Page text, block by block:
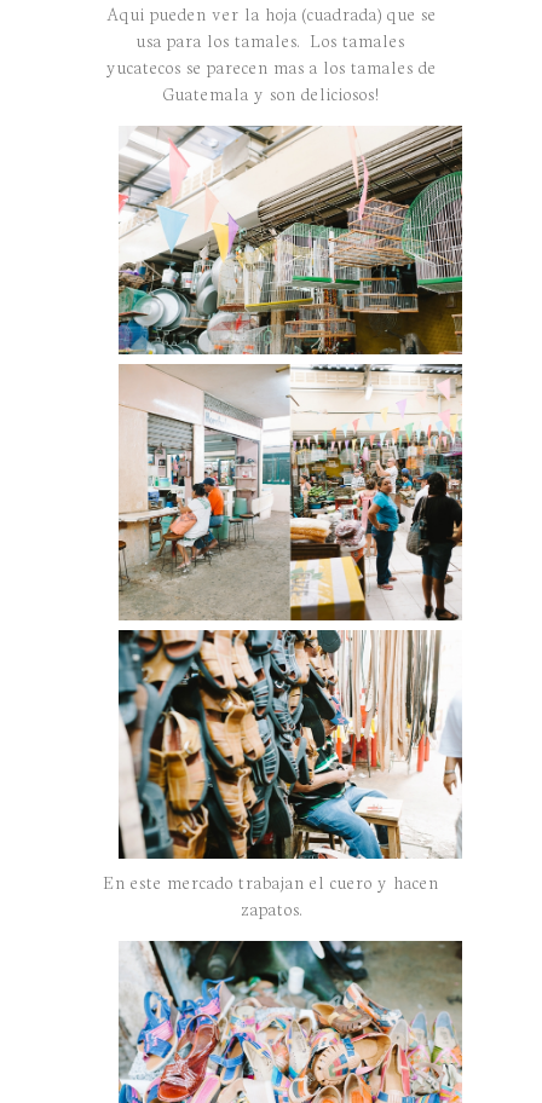
Aqui pueden ver la hoja (cuadrada) que se
usa para los tamales. Los tamales
yucatecos se parecen mas a los tamales de
Guatemala y son deliciosos!
En este mercado trabajan el cuero y hacen
zapatos.